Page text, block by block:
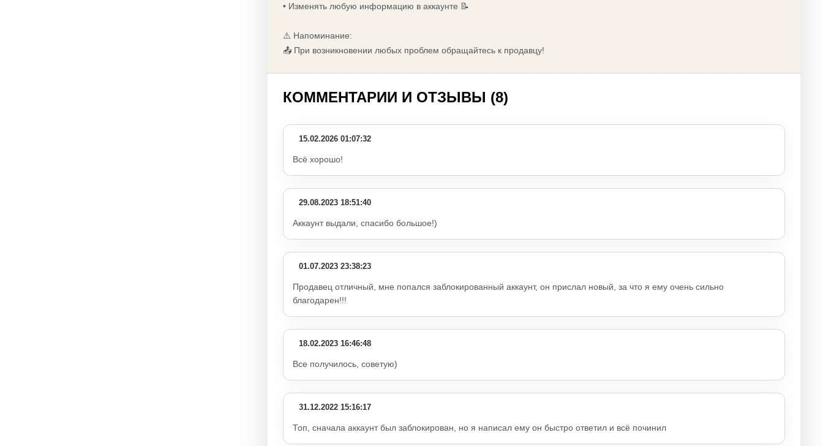
• Изменять любую информацию в аккаунте 📝
⚠️ Напоминание:
📤 При возникновении любых проблем обращайтесь к продавцу!
КОММЕНТАРИИ И ОТЗЫВЫ (8)
15.02.2026 01:07:32
Всё хорошо!
29.08.2023 18:51:40
Аккаунт выдали, спасибо большое!)
01.07.2023 23:38:23
Продавец отличный, мне попался заблокированный аккаунт, он прислал новый, за что я ему очень сильно
благодарен!!!
18.02.2023 16:46:48
Все получилось, советую)
31.12.2022 15:16:17
Топ, сначала аккаунт был заблокирован, но я написал ему он быстро ответил и всё починил